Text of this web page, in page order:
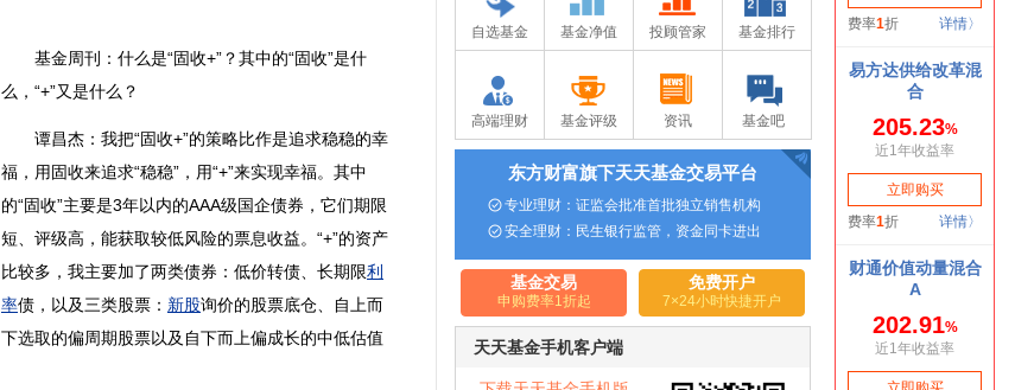
基金周刊：什么是“固收+”？其中的“固收”是什
么，“+”又是什么？
谭昌杰：我把“固收+”的策略比作是追求稳稳的幸
福，用固收来追求“稳稳”，用“+”来实现幸福。其中
的“固收”主要是3年以内的AAA级国企债券，它们期限
短、评级高，能获取较低风险的票息收益。“+”的资产
比较多，我主要加了两类债券：低价转债、长期限利
率债，以及三类股票： 新股询价的股票底仓、自上而
下选取的偏周期股票以及自下而上偏成长的中低估值
自选基金 基金净值 投顾管家 基金排行
高端理财 基金评级 资讯 基金吧